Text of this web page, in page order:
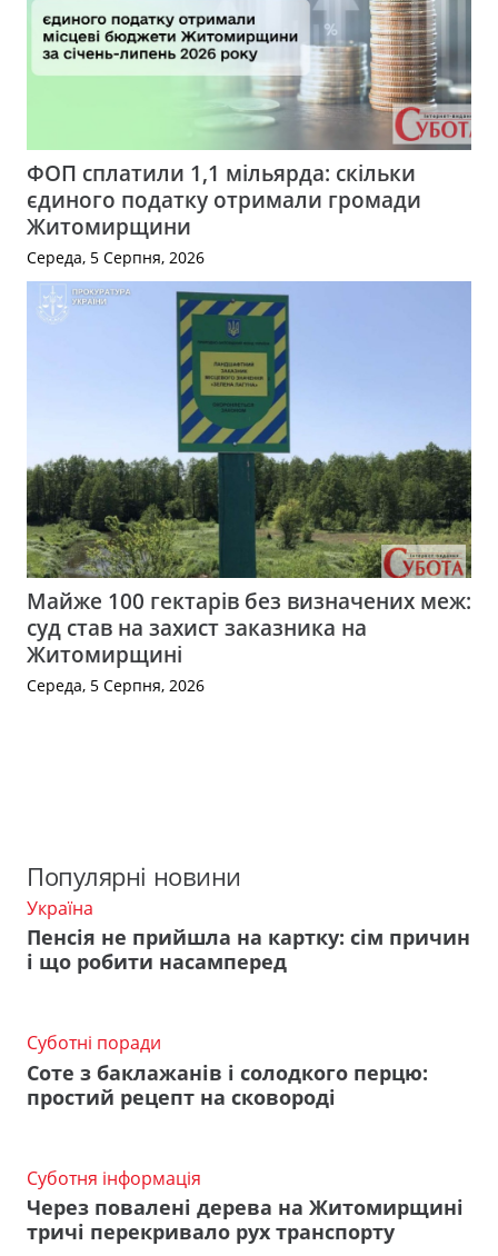
ФОП сплатили 1,1 мільярда: скільки
єдиного податку отримали громади
Житомирщини
Середа, 5 Серпня, 2026
Майже 100 гектарів без визначених меж:
суд став на захист заказника на
Житомирщині
Середа, 5 Серпня, 2026
Популярні новини
Україна
Пенсія не прийшла на картку: сім причин
і що робити насамперед
Суботні поради
Соте з баклажанів і солодкого перцю:
простий рецепт на сковороді
Суботня інформація
Через повалені дерева на Житомирщині
тричі перекривало рух транспорту